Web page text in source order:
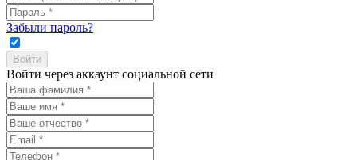
Забыли пароль?
Войти через аккаунт социальной сети